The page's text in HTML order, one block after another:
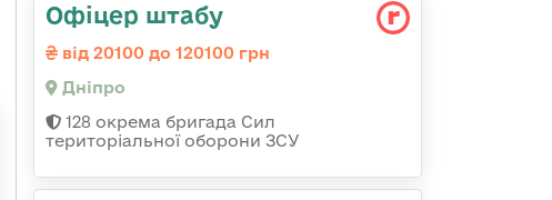
Офіцер штабу
від 20100 до 120100 грн
Дніпро
128 окрема бригада Сил
територіальної оборони ЗСУ